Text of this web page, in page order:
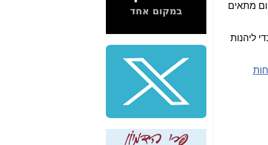
מתאים
ליהנות
סיכום ביקור בסיליקון
שלמה פילבר (עד
לאחרונה מנכ"ל משרד
התקשורת) - עד
מדינה? הצחקתם
"יש אפליה בחקירה"?